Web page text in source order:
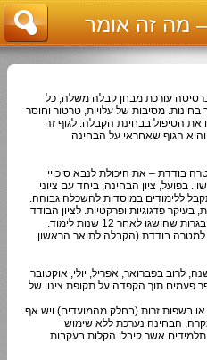
מה זה אומר
עורכת מבחן קבלה משלה, כל
מסיבות של עלויות, טרטור וחוסר
את הטיפול בבחינת הקבלה. לגוף זה
הגוף שאחראי על הבחינה
בודדת – את היכולת לנבא סיכויי
בפועל, ציון הבחינה, ביחד עם ציוני
ללימודים במוסדות להשכלה גבוהה.
פדגוגיות ופרקטיות. לציון הבודד
הזה יהיה משקל השווה לציוני תעודת הבגרות שהושגו לאחר 12 שנות לימוד.
למטרה בודדת (הקבלה לתואר הראשון
לרוב בפברואר, אפריל, יולי, אוקטובר
פעמים תוך הקפדה על תקופת צינון של
בשפות זרות (בחלק מהמועדים) ויש אף
הבחינה נערכת ללא שימוש
אשר קיבלו הקלות בעקבות